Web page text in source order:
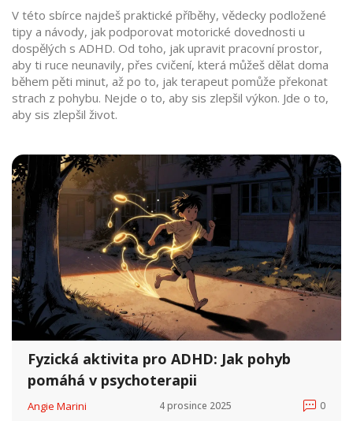
V této sbírce najdeš praktické příběhy, vědecky podložené
tipy a návody, jak podporovat motorické dovednosti u
dospělých s ADHD. Od toho, jak upravit pracovní prostor,
aby ti ruce neunavily, přes cvičení, která můžeš dělat doma
během pěti minut, až po to, jak terapeut pomůže překonat
strach z pohybu. Nejde o to, aby sis zlepšil výkon. Jde o to,
aby sis zlepšil život.
Fyzická aktivita pro ADHD: Jak pohyb
pomáhá v psychoterapii
Angie Marini 4 prosince 2025 0